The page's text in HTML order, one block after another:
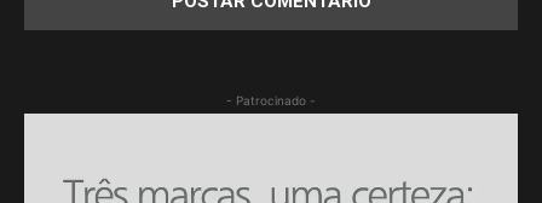
- Patrocinado -